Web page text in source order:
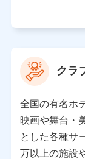
当社は利用目
の取り扱いの
す。
個人データ
当社は株式会
人データを共
クラ
全国の有名ホ
映画や舞台・
とした各種サ
万以上の施設